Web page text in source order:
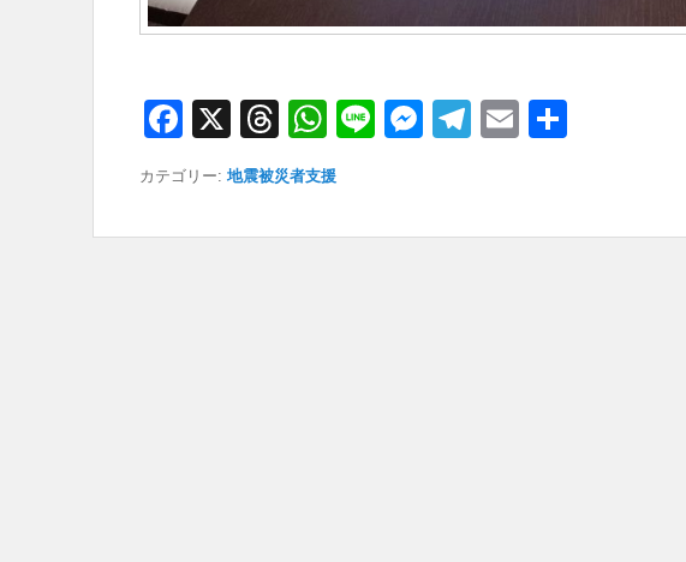
F
a
c
e
X
T
hr
e
a
W
h
at
s
Li
M
e
T
gr
E
カテゴリー: 地震被災者支援